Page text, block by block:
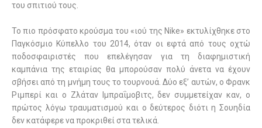
του σπιτιού τους.
Το πιο πρόσφατο κρούσμα του «ιού της Nike» εκτυλίχθηκε στο
Παγκόσμιο Κύπελλο του 2014, όταν οι εφτά από τους οχτώ
ποδοσφαιριστές που επελέγησαν για τη διαφημιστική
καμπάνια της εταιρίας θα μπορούσαν πολύ άνετα να έχουν
σβήσει από τη μνήμη τους το τουρνουά. Δύο εξ’ αυτών, ο Φρανκ
Ριμπερί και ο Ζλάταν Ιμπραΐμοβιτς, δεν συμμετείχαν καν, ο
πρώτος λόγω τραυματισμού και ο δεύτερος διότι η Σουηδία
δεν κατάφερε να προκριθεί στα τελικά.